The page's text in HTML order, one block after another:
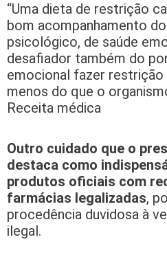
“Uma dieta de restrição
bom acompanhamento
psicológico, de saúde
desafiador também do
emocional fazer
menos do que o
Receita médica
Outro cuidado que o
destaca como
produtos oficiais com
farmácias legalizadas,
procedência duvidosa à
ilegal.